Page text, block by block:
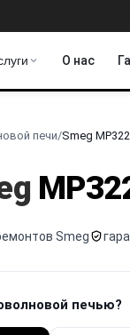
О нас
печи/Smeg
Smeg
печью?